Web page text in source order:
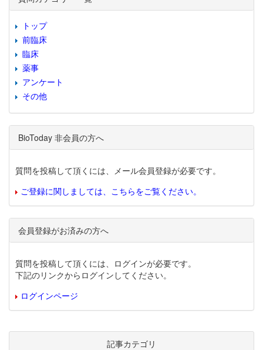
トップ
前臨床
臨床
薬事
アンケート
その他
BioToday 非会員の方へ
質問を投稿して頂くには、メール会員登録が必要です。
ご登録に関しましては、こちらをご覧ください。
会員登録がお済みの方へ
質問を投稿して頂くには、ログインが必要です。
下記のリンクからログインしてください。
ログインページ
記事カテゴリ